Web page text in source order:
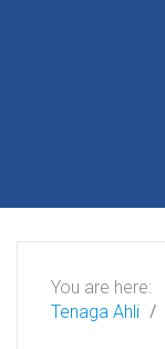
You are here:
Tenaga Ahli